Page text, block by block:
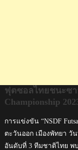
ฟุตซอลไทยชนะซา
Championship
การแข่งขัน “NSDF
ตะวันออก เมืองพัทยา วั
อันดับที่ 3 ทีมชาติไทย พ